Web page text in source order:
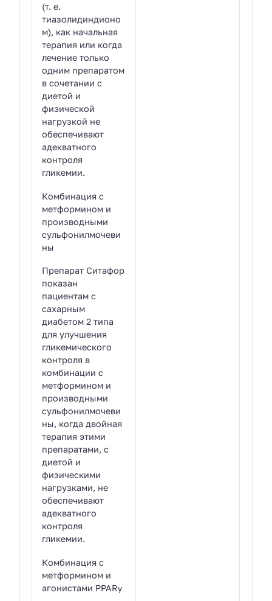
(т. е.
тиазолидиндионо
м), как начальная
терапия или когда
лечение только
одним препаратом
в сочетании с
диетой и
физической
нагрузкой не
обеспечивают
адекватного
контроля
гликемии.
Комбинация с
метформином и
производными
сульфонилмочеви
ны
Препарат Ситафор
показан
пациентам с
сахарным
диабетом 2 типа
для улучшения
гликемического
контроля в
комбинации с
метформином и
производными
сульфонилмочеви
ны, когда двойная
терапия этими
препаратами, с
диетой и
физическими
нагрузками, не
обеспечивают
адекватного
контроля
гликемии.
Комбинация с
метформином и
агонистами PPARγ